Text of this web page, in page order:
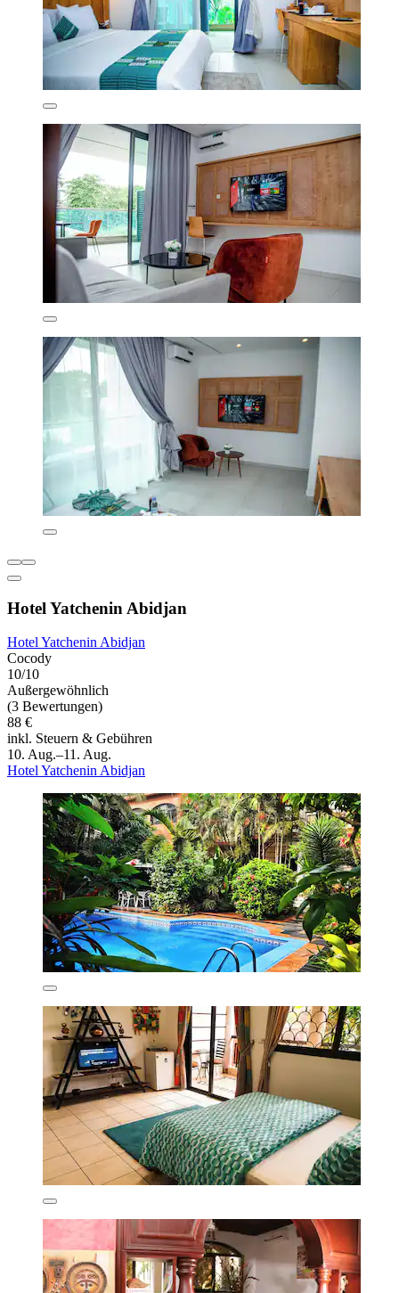
Hotel Yatchenin Abidjan
Hotel Yatchenin Abidjan
Cocody
10/10
Außergewöhnlich
(3 Bewertungen)
88 €
inkl. Steuern & Gebühren
10. Aug.–11. Aug.
Hotel Yatchenin Abidjan